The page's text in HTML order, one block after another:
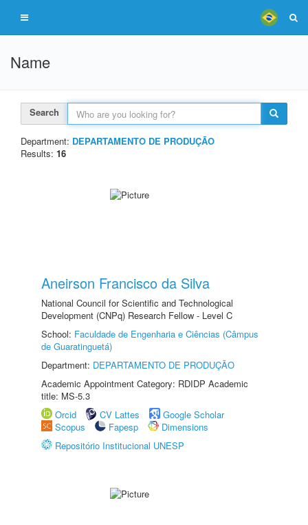
Name
Search
Department: DEPARTAMENTO DE PRODUÇÃO
Results: 16
Aneirson Francisco da Silva
National Council for Scientific and Technological
Development (CNPq) Research Fellow - Level C
School: Faculdade de Engenharia e Ciências (Câmpus
de Guaratinguetá)
Department: DEPARTAMENTO DE PRODUÇÃO
Academic Appointment Category: RDIDP Academic
title: MS-5.3
Orcid
CV Lattes
Google Scholar
Scopus
Fapesp
Dimensions
Repositório Institucional UNESP